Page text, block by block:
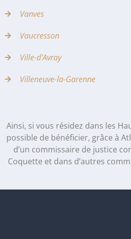
Vanves
Vaucresson
Ville-d'Avray
Villeneuve-la-Garenne
Ainsi, si vous résidez dans les
possible de bénéficier, grâce à
d’un commissaire de justice
Coquette et dans d’autres